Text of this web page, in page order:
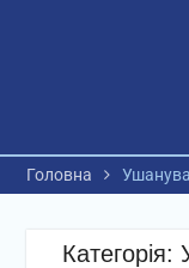
Головна
Категорія: